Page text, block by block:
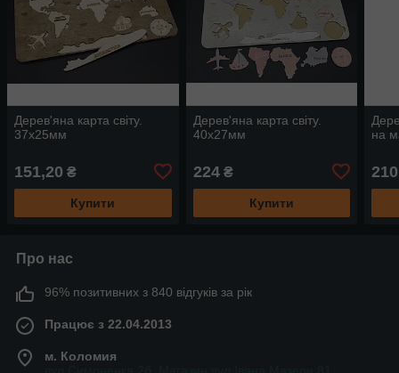
Дерев'яна карта світу.
37х25мм
151,20 ₴
Купити
Дерев'яна карта світу.
40х27мм
224₴
Купити
на
210
Про нас
96% позитивних з 840 відгуків за рік
Працює з 22.04.2013
м. Коломия